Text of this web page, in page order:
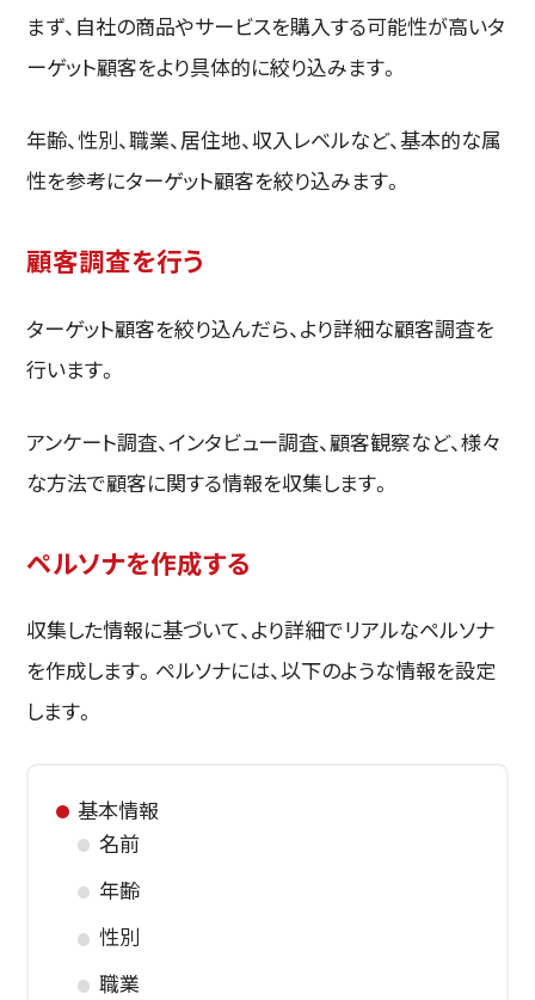
まず、自社の商品やサービスを購入する可能性が高いタ
ーゲット顧客をより具体的に絞り込みます。
年齢、性別、職業、居住地、収入レベルなど、基本的な属
性を参考にターゲット顧客を絞り込みます。
顧客調査を行う
ターゲット顧客を絞り込んだら、より詳細な顧客調査を
行います。
アンケート調査、インタビュー調査、顧客観察など、様々
な方法で顧客に関する情報を収集します。
ペルソナを作成する
収集した情報に基づいて、より詳細でリアルなペルソナ
を作成します。ペルソナには、以下のような情報を設定
します。
基本情報
名前
年齢
性別
職業